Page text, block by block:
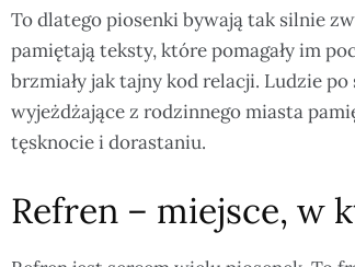
To dlatego piosenki bywają tak silnie
pamiętają teksty, które pomagały im
brzmiały jak tajny kod relacji. Ludzie
wyjeżdżające z rodzinnego miasta
tęsknocie i dorastaniu.
Refren – miejsce, w